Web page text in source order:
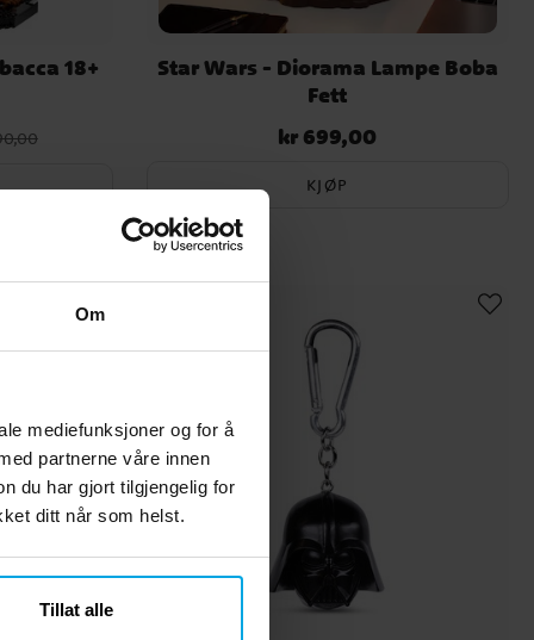
Om
mediefunksjoner og for å
partnerne våre innen
du har gjort tilgjengelig for
ditt når som helst.
Tillat alle
18+
Star Wars - Diorama Lampe Boba
Fett
Pris :kr 699,00
kr 699,00
KJØP